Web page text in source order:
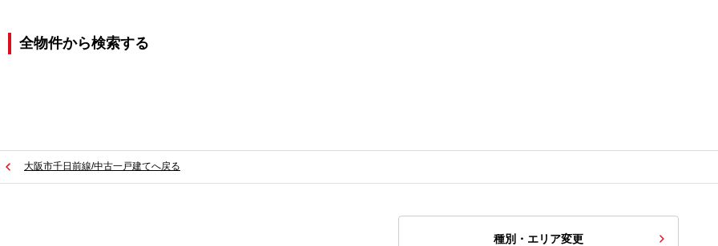
全物件から検索する
大阪市千日前線/中古一戸建てへ戻る
種別・エリア変更